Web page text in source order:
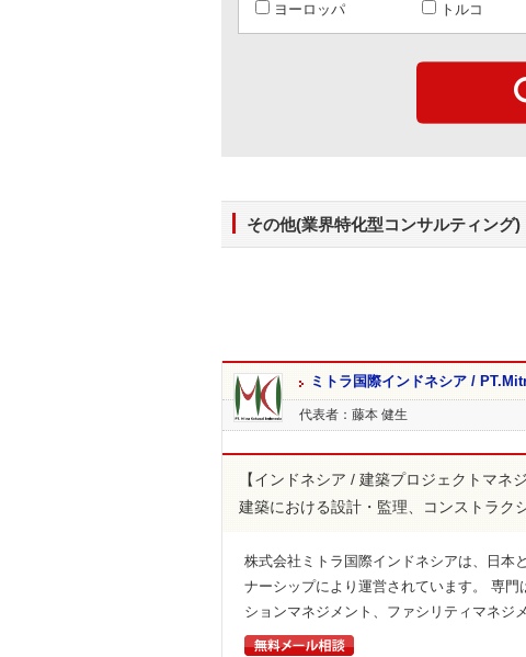
ヨーロッパ
トルコ
その他(業界特化型コンサルティング)
ミトラ国際インドネシア /
代表者：藤本 健生
【インドネシア / 建築プロジェクトマネ
建築における設計・監理、コンストラク
株式会社ミトラ国際インドネシアは、日本
ナーシップにより運営されています。 専
ションマネジメント、ファシリティマネジ